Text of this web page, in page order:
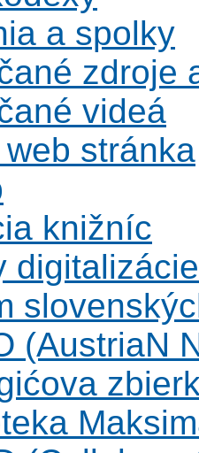
a spolky
zdroje
videá
web stránka
knižníc
digitalizácie
(AustriaN